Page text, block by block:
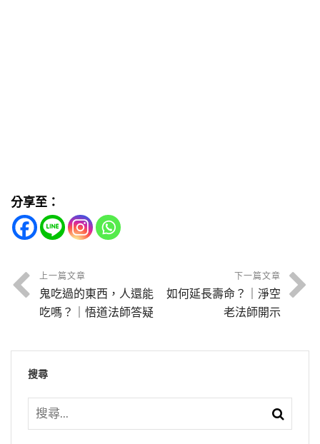
分享至：
上一篇文章
鬼吃過的東西，人還能
吃嗎？｜悟道法師答疑
下一篇文章
如何延長壽命？｜淨空
老法師開示
搜尋